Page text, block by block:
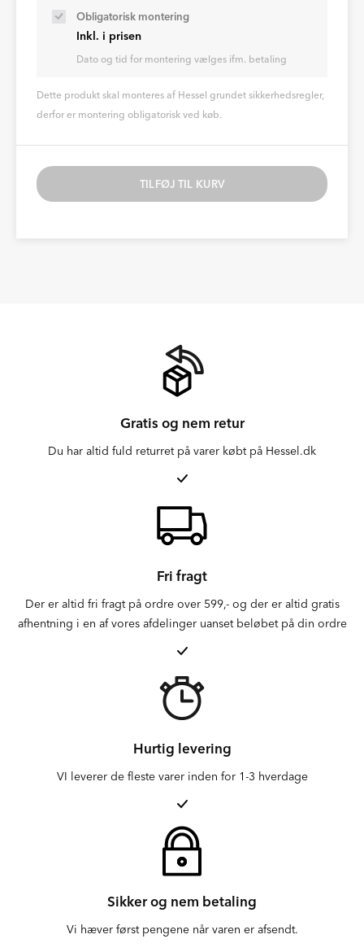
Obligatorisk montering
Inkl. i prisen
Dato og tid for montering vælges ifm. betaling
Dette produkt skal monteres af Hessel grundet sikkerhedsregler,
derfor er montering obligatorisk ved køb.
TILFØJ TIL KURV
Gratis og nem retur
Du har altid fuld returret på varer købt på Hessel.dk
Fri fragt
Der er altid fri fragt på ordre over 599,- og der er altid gratis
afhentning i en af vores afdelinger uanset beløbet på din ordre
Hurtig levering
VI leverer de fleste varer inden for 1-3 hverdage
Sikker og nem betaling
Vi hæver først pengene når varen er afsendt.